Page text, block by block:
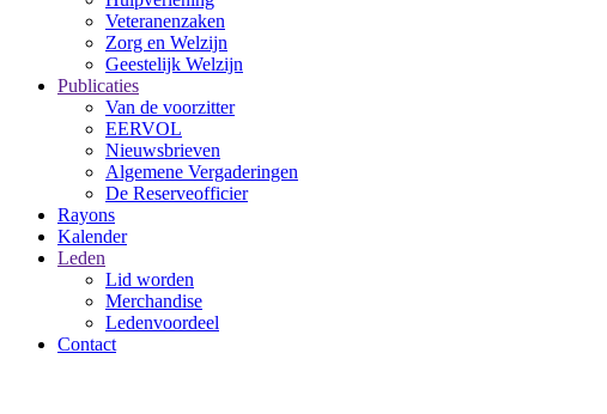
Veteranenzaken
Zorg en Welzijn
Geestelijk Welzijn
Publicaties
Van de voorzitter
EERVOL
Nieuwsbrieven
Algemene Vergaderingen
De Reserveofficier
Rayons
Kalender
Leden
Lid worden
Merchandise
Ledenvoordeel
Contact